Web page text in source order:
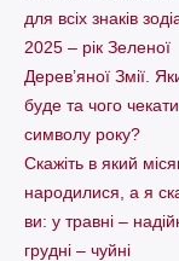
для всіх знаків
2025 – рік Зеленої
Дерев’яної Змії.
буде та чого чекати
символу року?
Скажіть в який
народилися, а я
ви: у травні –
грудні – чуйні